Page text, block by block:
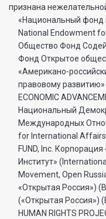
признана
«Национальный фонд
National Endowment
Общество Фонд
Фонд Открытое
«Американо-
правовому развитию»
ECONOMIC
Национальный
Международных
for International Affairs)
FUND, Inc.
Институт»
Movement, Open
«Открытая Россия»)
(«Открытая Россия»)
HUMAN RIGHTS